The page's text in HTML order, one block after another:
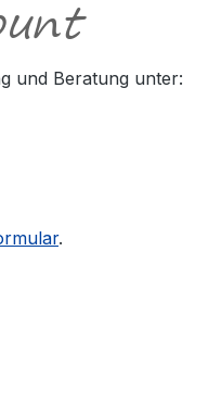
und Beratung unter:
.